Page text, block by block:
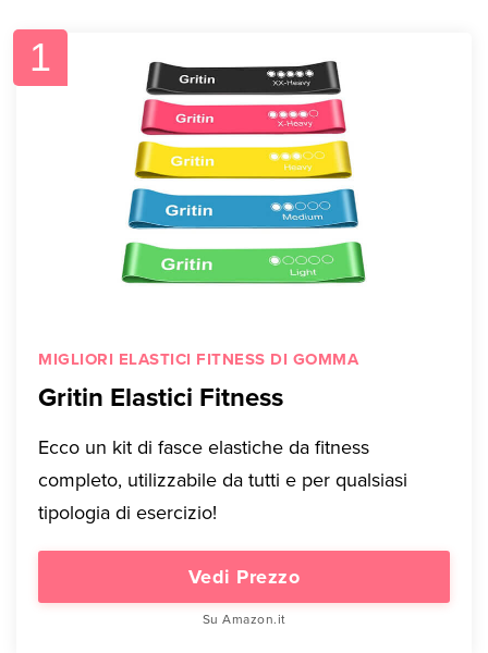
1
MIGLIORI ELASTICI FITNESS DI GOMMA
Gritin Elastici Fitness
Ecco un kit di fasce elastiche da fitness
completo, utilizzabile da tutti e per qualsiasi
tipologia di esercizio!
Vedi Prezzo
Su Amazon.it